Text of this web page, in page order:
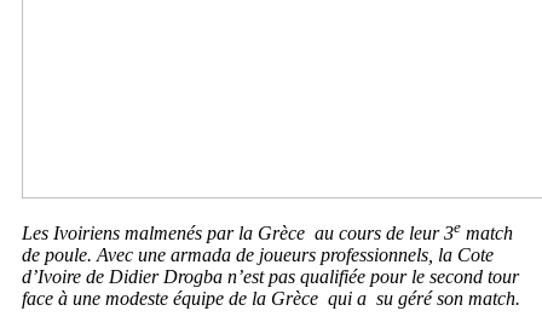
Les Ivoiriens malmenés par la Grèce au cours de leur 3e match
de poule. Avec une armada de joueurs professionnels, la Cote
d’Ivoire de Didier Drogba n’est pas qualifiée pour le second tour
face à une modeste équipe de la Grèce qui a su géré son match.